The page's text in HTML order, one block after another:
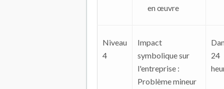
en œuvre
Niveau
4
Impact
symbolique sur
l'entreprise :
Problème mineur
24